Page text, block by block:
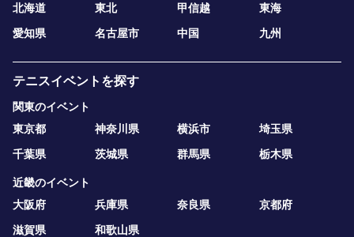
北海道
東北 甲信越
東海
愛知県
名古屋市 中国 九州
テニスイベントを探す
関東のイベント
東京都
神奈川県 横浜市
埼玉県
千葉県
茨城県 群馬県 栃木県
近畿のイベント
大阪府
兵庫県 奈良県
京都府
滋賀県
和歌山県